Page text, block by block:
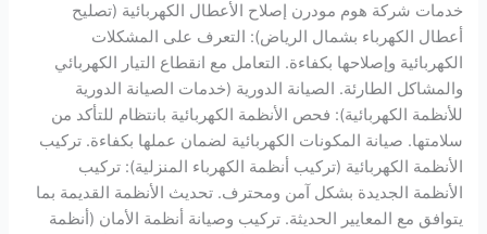
خدمات شركة هوم مودرن إصلاح الأعطال الكهربائية (تصليح
أعطال الكهرباء بشمال الرياض): التعرف على المشكلات
الكهربائية وإصلاحها بكفاءة. التعامل مع انقطاع التيار الكهربائي
والمشاكل الطارئة. الصيانة الدورية (خدمات الصيانة الدورية
للأنظمة الكهربائية): فحص الأنظمة الكهربائية بانتظام للتأكد من
سلامتها. صيانة المكونات الكهربائية لضمان عملها بكفاءة. تركيب
الأنظمة الكهربائية (تركيب أنظمة الكهرباء المنزلية): تركيب
الأنظمة الجديدة بشكل آمن ومحترف. تحديث الأنظمة القديمة بما
يتوافق مع المعايير الحديثة. تركيب وصيانة أنظمة الأمان (أنظمة